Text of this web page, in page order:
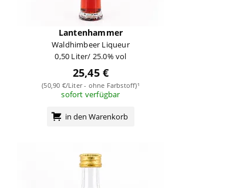
Lantenhammer
Waldhimbeer Liqueur
0,50 Liter/ 25.0% vol
25,45 €
(50,90 €/Liter - ohne Farbstoff)¹
sofort verfügbar
in den Warenkorb